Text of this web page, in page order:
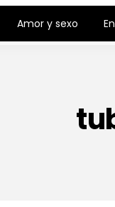
Amor y sexo